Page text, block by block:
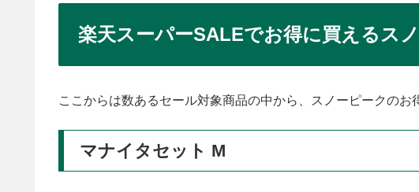
楽天スーパーSALEでお得に買えるス
ここからは数あるセール対象商品の中から、スノーピークのお
マナイタセット M